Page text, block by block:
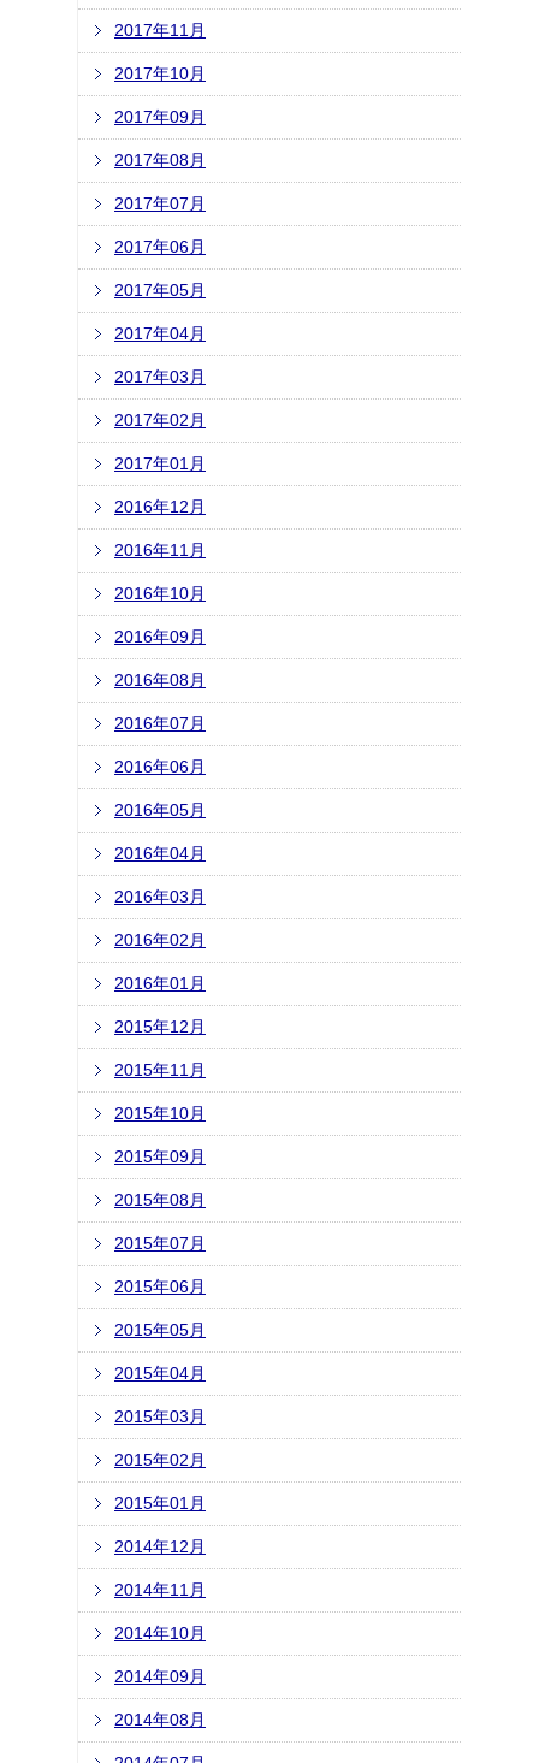
2017年11月
2017年10月
2017年09月
2017年08月
2017年07月
2017年06月
2017年05月
2017年04月
2017年03月
2017年02月
2017年01月
2016年12月
2016年11月
2016年10月
2016年09月
2016年08月
2016年07月
2016年06月
2016年05月
2016年04月
2016年03月
2016年02月
2016年01月
2015年12月
2015年11月
2015年10月
2015年09月
2015年08月
2015年07月
2015年06月
2015年05月
2015年04月
2015年03月
2015年02月
2015年01月
2014年12月
2014年11月
2014年10月
2014年09月
2014年08月